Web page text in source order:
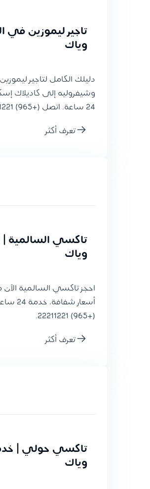
تاجير ليموزين في
وياك
دليلك الكامل لتاجير
وشيفروليه إلى كاديلاك
24 ساعة. اتصل (+965) 22211221.
تعرف أكثر
وياك
احجز تاكسي السالمية
(+965) 22211221.
تعرف أكثر
وياك